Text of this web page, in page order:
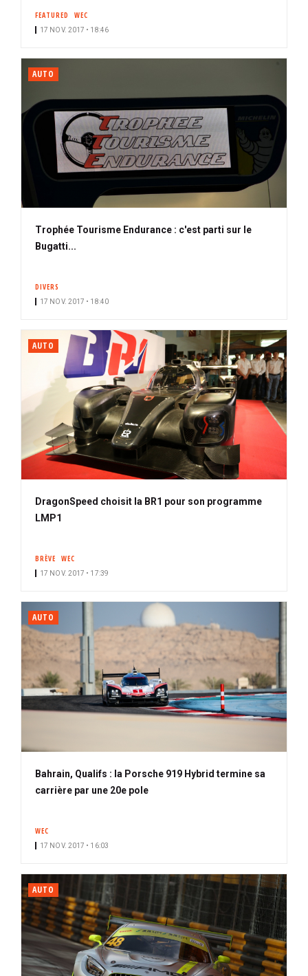
FEATURED WEC
17 NOV. 2017 • 18:46
AUTO
Trophée Tourisme Endurance : c'est parti sur le
Bugatti...
DIVERS
17 NOV. 2017 • 18:40
AUTO
DragonSpeed choisit la BR1 pour son programme
LMP1
BRÈVE WEC
17 NOV. 2017 • 17:39
AUTO
Bahrain, Qualifs : la Porsche 919 Hybrid termine sa
carrière par une 20e pole
WEC
17 NOV. 2017 • 16:03
AUTO